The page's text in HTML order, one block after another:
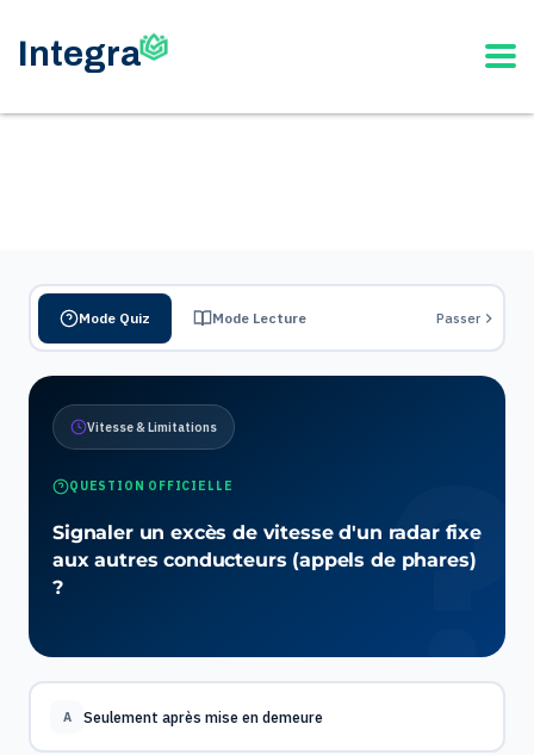
Mode Quiz Mode Lecture Passer
Vitesse & Limitations
QUESTION OFFICIELLE
Signaler un excès de vitesse d'un radar fixe
aux autres conducteurs (appels de phares)
?
A Seulement après mise en demeure